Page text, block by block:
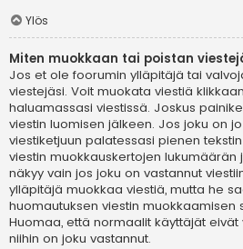
Ylös
Miten muokkaan tai poistan
Jos et ole foorumin ylläpitäjä tai
viestejäsi. Voit muokata viestiä
haluamassasi viestissä. Joskus
viestin luomisen jälkeen. Jos joku on
viestiketjuun palatessasi pienen
viestin muokkauskertojen lukumäärän
näkyy vain jos joku on vastannut
ylläpitäjä muokkaa viestiä, mutta he
huomautuksen viestin muokkaamisen
Huomaa, että normaalit käyttäjät
niihin on joku vastannut.